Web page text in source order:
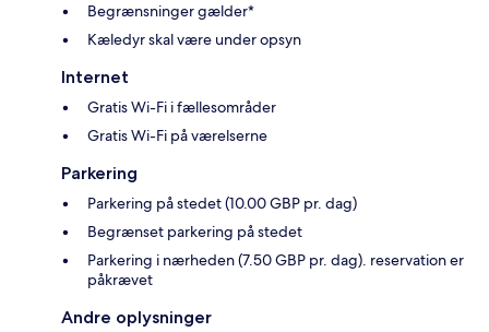
Begrænsninger gælder*
Kæledyr skal være under opsyn
Internet
Gratis Wi-Fi i fællesområder
Gratis Wi-Fi på værelserne
Parkering
Parkering på stedet (10.00 GBP pr. dag)
Begrænset parkering på stedet
Parkering i nærheden (7.50 GBP pr. dag). reservation er
påkrævet
Andre oplysninger